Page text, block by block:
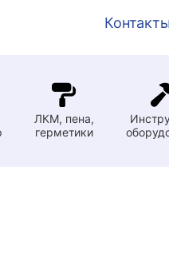
Контакты
ЛКМ, пена,
герметики